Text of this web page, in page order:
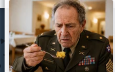
Исполнители
Читать
© slova-pesni.com 2020
оброащайтесь на почту